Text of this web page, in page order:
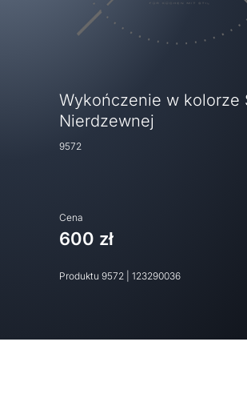
Wykończenie w kolorze
Nierdzewnej
9572
Cena
600 zł
Produktu 9572 123290036